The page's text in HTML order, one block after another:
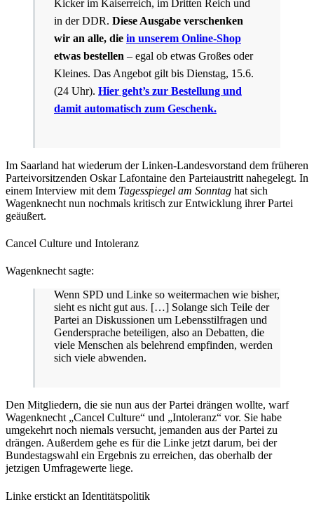
Kicker im Kaiserreich, im Dritten Reich und
in der DDR. Diese Ausgabe verschenken
wir an alle, die in unserem Online-Shop
etwas bestellen – egal ob etwas Großes oder
Kleines. Das Angebot gilt bis Dienstag, 15.6.
(24 Uhr). Hier geht’s zur Bestellung und
damit automatisch zum Geschenk.
Im Saarland hat wiederum der Linken-Landesvorstand dem früheren
Parteivorsitzenden Oskar Lafontaine den Parteiaustritt nahegelegt. In
einem Interview mit dem Tagesspiegel am Sonntag hat sich
Wagenknecht nun nochmals kritisch zur Entwicklung ihrer Partei
geäußert.
Cancel Culture und Intoleranz
Wagenknecht sagte:
Wenn SPD und Linke so weitermachen wie bisher,
sieht es nicht gut aus. […] Solange sich Teile der
Partei an Diskussionen um Lebensstilfragen und
Gendersprache beteiligen, also an Debatten, die
viele Menschen als belehrend empfinden, werden
sich viele abwenden.
Den Mitgliedern, die sie nun aus der Partei drängen wollte, warf
Wagenknecht „Cancel Culture“ und „Intoleranz“ vor. Sie habe
umgekehrt noch niemals versucht, jemanden aus der Partei zu
drängen. Außerdem gehe es für die Linke jetzt darum, bei der
Bundestagswahl ein Ergebnis zu erreichen, das oberhalb der
jetzigen Umfragewerte liege.
Linke erstickt an Identitätspolitik